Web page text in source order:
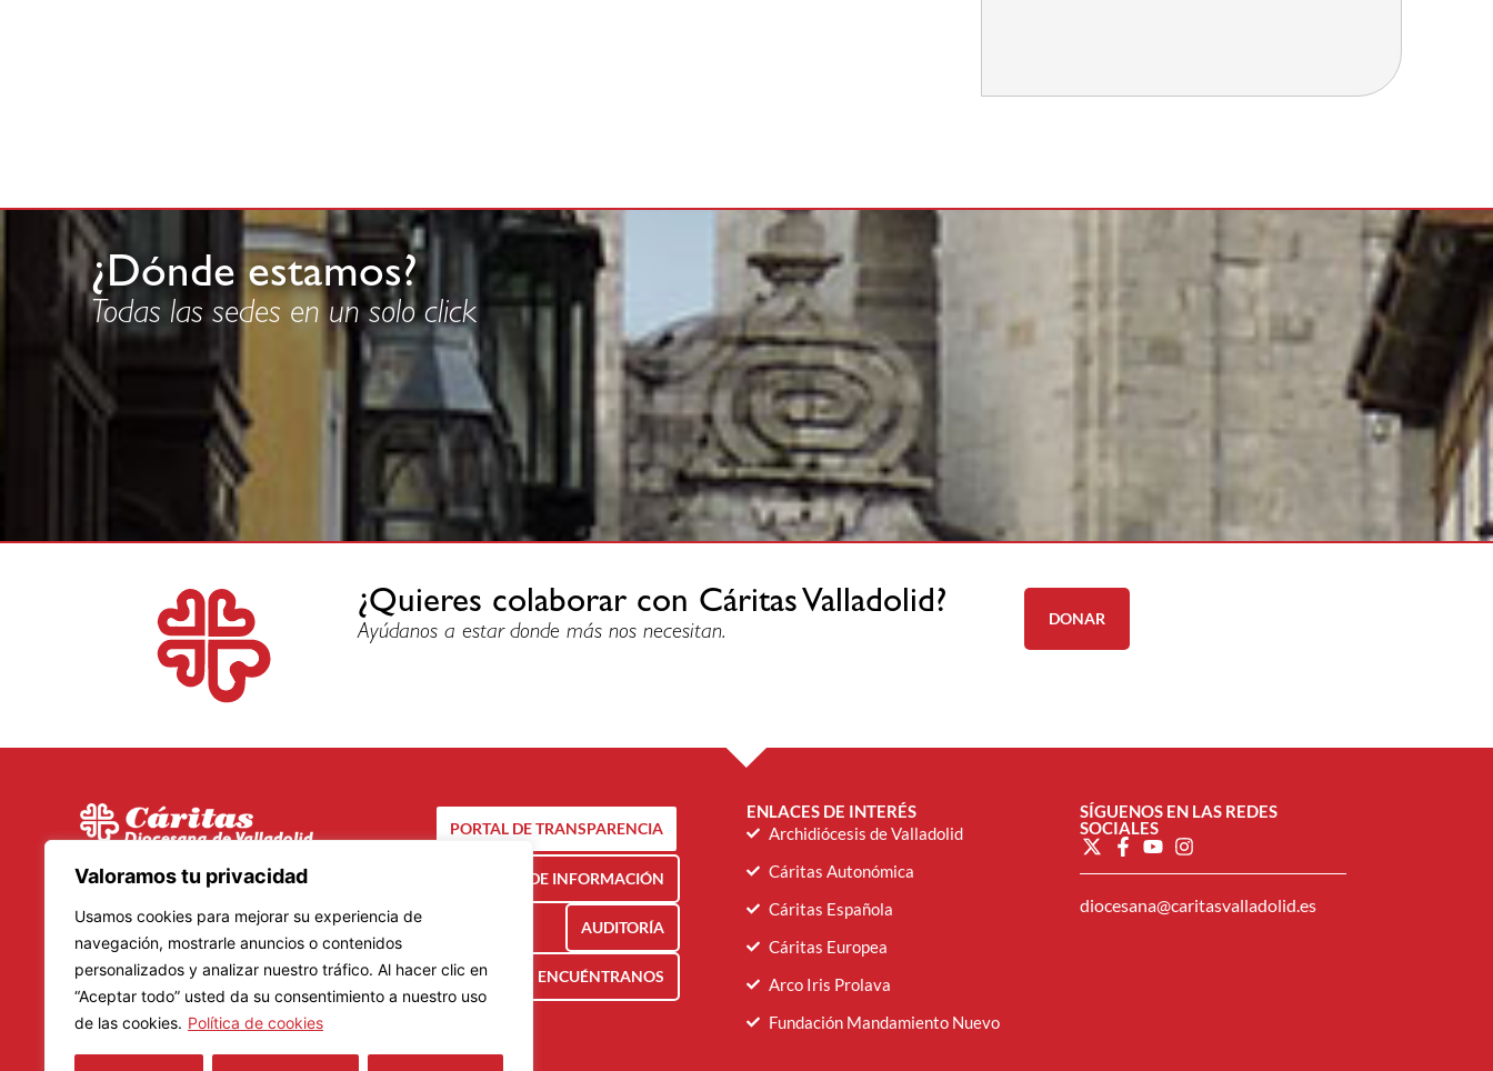
Valoramos tu privacidad
Usamos cookies para mejorar su experiencia de
navegación, mostrarle anuncios o contenidos
personalizados y analizar nuestro tráfico. Al hacer clic en
“Aceptar todo” usted da su consentimiento a nuestro uso
de las cookies. Política de cookies
¿Dónde estamos?
Todas las sedes en un solo click
¿Quieres colaborar con Cáritas Valladolid?
Ayúdanos a estar donde más nos necesitan.
DONAR
47002 – Valladolid
Teléfono: 983 20 23 01
Lunes a Viernes
Mañanas: De 9.00 a 14.00 horas
Tardes: De 16.00 a 19.00 horas
PORTAL DE TRANSPARENCIA
CANAL DE INFORMACIÓN
AUDITORÍA
ENCUÉNTRANOS
ENLACES DE INTERÉS
Archidiócesis de Valladolid
Cáritas Autonómica
Cáritas Española
Cáritas Europea
Arco Iris Prolava
Fundación Mandamiento Nuevo
SÍGUENOS EN LAS REDES
SOCIALES
diocesana@caritasvalladolid.es